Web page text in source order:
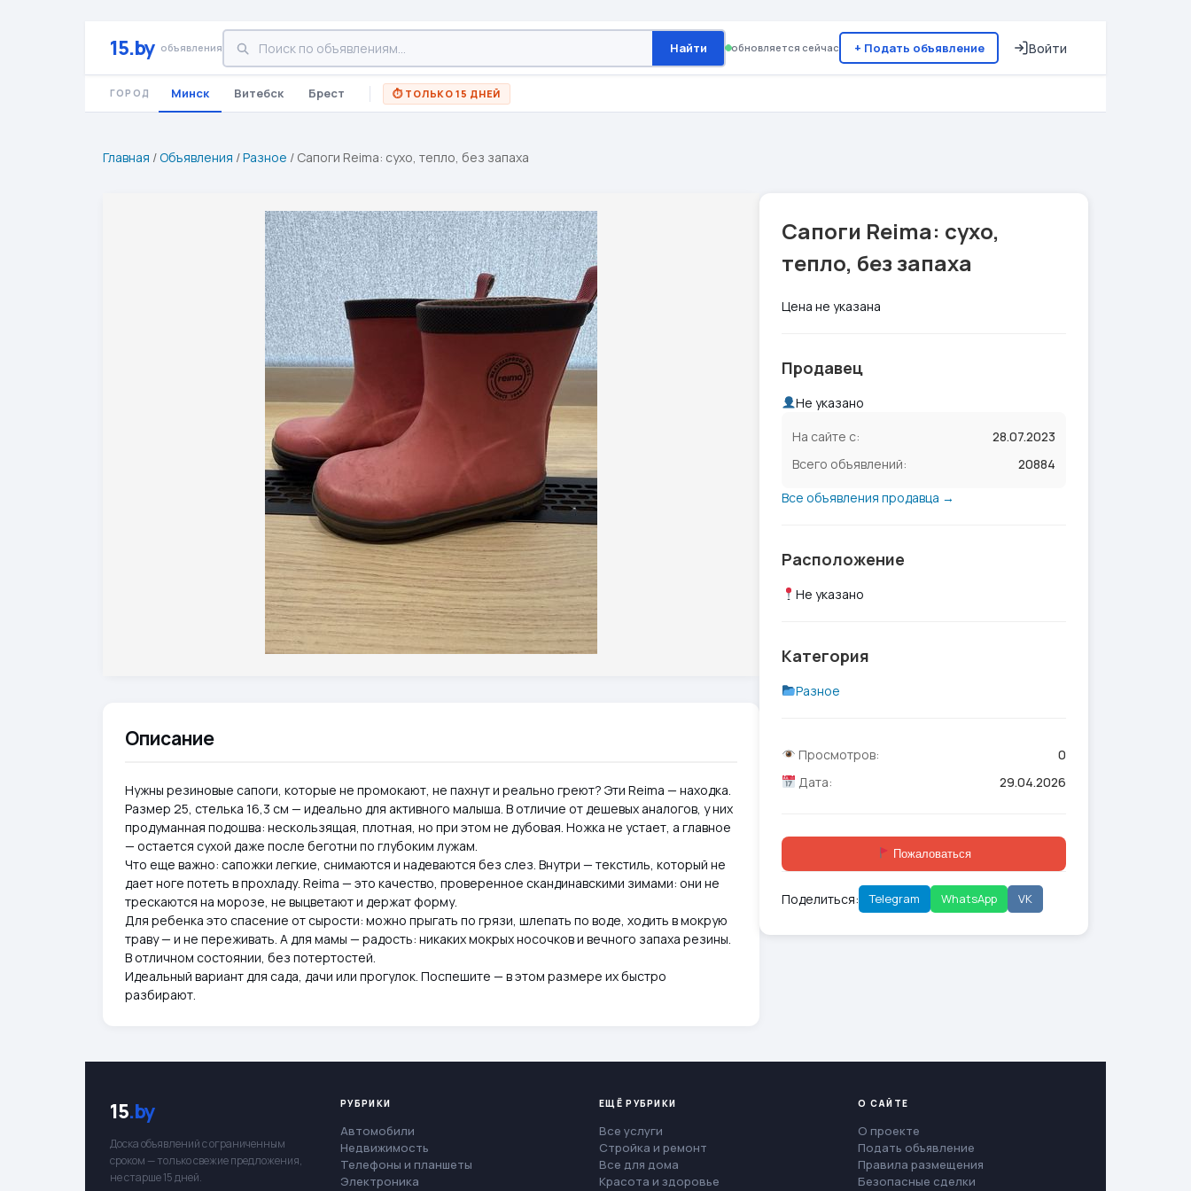
15.by объявления Найти обновляется сейчас + Подать объявление Войти
ГОРОД Минск Витебск Брест ⏱ ТОЛЬКО 15 ДНЕЙ
Главная /Объявления /Разное / Сапоги Reima: сухо, тепло, без запаха
Описание
Нужны резиновые сапоги, которые не промокают, не пахнут и реально греют? Эти Reima — находка.
Размер 25, стелька 16,3 см — идеально для активного малыша. В отличие от дешевых аналогов, у них
продуманная подошва: нескользящая, плотная, но при этом не дубовая. Ножка не устает, а главное
— остается сухой даже после беготни по глубоким лужам.
Что еще важно: сапожки легкие, снимаются и надеваются без слез. Внутри — текстиль, который не
дает ноге потеть в прохладу. Reima — это качество, проверенное скандинавскими зимами: они не
трескаются на морозе, не выцветают и держат форму.
Для ребенка это спасение от сырости: можно прыгать по грязи, шлепать по воде, ходить в мокрую
траву — и не переживать. А для мамы — радость: никаких мокрых носочков и вечного запаха резины.
В отличном состоянии, без потертостей.
Идеальный вариант для сада, дачи или прогулок. Поспешите — в этом размере их быстро
разбирают.
Сапоги Reima: сухо,
тепло, без запаха
Цена не указана
Продавец
Не указано
На сайте с:
28.07.2023
Всего объявлений:
20884
Все объявления продавца →
Расположение
Не указано
Категория
Разное
Просмотров:
0
Дата:
29.04.2026
Пожаловаться
Поделиться: Telegram WhatsApp VK
15.by
Доска объявлений с ограниченным
сроком — только свежие предложения,
не старше 15 дней.
РУБРИКИ
Автомобили
Недвижимость
Телефоны и планшеты
Электроника
ЕЩЁ РУБРИКИ
Все услуги
Стройка и ремонт
Все для дома
Красота и здоровье
О САЙТЕ
О проекте
Подать объявление
Правила размещения
Безопасные сделки